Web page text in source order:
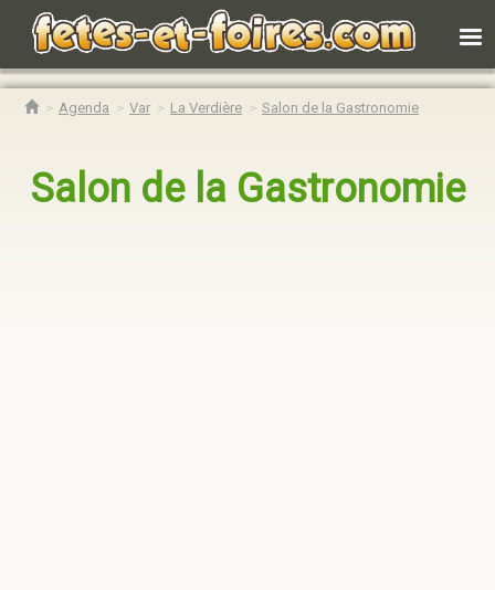
Agenda Var La Verdière Salon de la Gastronomie
Salon de la Gastronomie